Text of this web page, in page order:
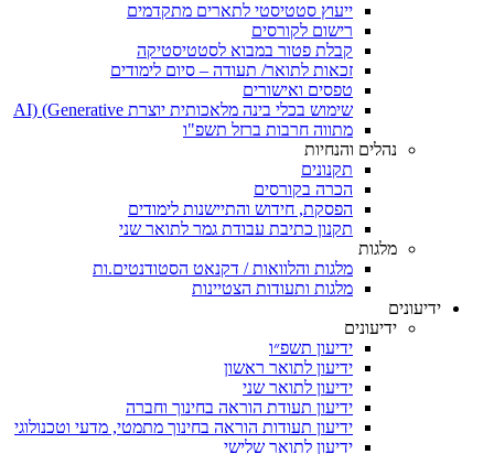
ייעוץ סטטיסטי לתארים מתקדמים
רישום לקורסים
קבלת פטור במבוא לסטטיסטיקה
זכאות לתואר/ תעודה – סיום לימודים
טפסים ואישורים
שימוש בכלי בינה מלאכותית יוצרת AI) (Generative
מתווה חרבות ברזל תשפ"ו
נהלים והנחיות
תקנונים
הכרה בקורסים
הפסקת, חידוש והתיישנות לימודים
תקנון כתיבת עבודת גמר לתואר שני
מלגות
מלגות והלוואות / דקנאט הסטודנטים.ות
מלגות ותעודות הצטיינות
ידיעונים
ידיעונים
ידיעון תשפ״ו
ידיעון לתואר ראשון
ידיעון לתואר שני
ידיעון תעודת הוראה בחינוך וחברה
ידיעון תעודות הוראה בחינוך מתמטי, מדעי וטכנולוגי
ידיעון לתואר שלישי